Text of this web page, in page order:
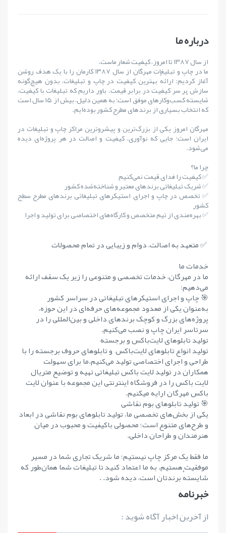
درباره ما
از سال ۱۳۸۷ تا امروز، کیفیت شعار ماست.
ما در چاپ و تبلیغات مهرگان از سال ۱۳۸۷ کارمان را با یک هدف روشن
آغاز کردیم: ارائهٔ بهترین کیفیت در چاپ و تبلیغات، بدون هیچ‌گونه
سازش بر سر کیفیت در برابر قیمت. باور داریم که تبلیغات با کیفیت،
شایستهٔ کسب‌وکارهای موفق است؛ به همین دلیل، بیش از ۱۵ سال است
که انتخاب بسیاری از برندهای مطرح کشور بوده‌ایم.
مهرگان امروز یکی از بزرگ‌ترین و پیشروترین مراکز چاپ و تبلیغات در
ایران است؛ جایی که نوآوری، کیفیت و اصالت در هر پروژه‌ای دیده
می‌شود.
چرا ما؟
✅ کیفیت را فدای قیمت نمی‌کنیم
✅ شریک تبلیغاتی برندهای معتبر و شناخته‌شده کشور
✅ تخصص در چاپ و اجرای استیکرهای تبلیغاتی برندهای مطرح سطح
کشور
✅ بهره‌مندی از تیم متخصص و کارگاه‌های اختصاصی برای تولید و اجرا
✅ متعهد به اصالت، دوام و زیبایی در تمام محصولات
خدمات ما
ما در مهرگان، خدمات تخصصی و متنوعی را زیر یک سقف ارائه
می‌دهیم:
🎯 چاپ و اجرای استیکرهای تبلیغاتی در سراسر کشور
به‌عنوان یکی از معدود مجموعه‌های حرفه‌ای در این حوزه،
پروژه‌های بزرگ و کوچک برندهای داخلی و بین‌المللی را در
سرتاسر ایران چاپ و نصب می‌کنیم.
تولید تابلوهای لایت‌باکس و برجسته
تولید انواع تابلوهای لایت‌باکس و تابلوهای حروف برجسته را با
طراحی و اجرای اختصاصی تولید می‌کنیم.ما برای سهولت
همکاران در تولید لایت باکس تبلیغاتی تهیه و توضیع متریال
لایت باکس را در فروشگاه اینترنتی این مجموعه با عنوان لایت
باکس مهرگان ارایه میکنیم.
🎯 تولید تابلوهای بوم نقاشی
یکی از بخش‌های تخصصی ما، تولید تابلوهای بوم نقاشی در ابعاد
و طرح‌های متنوع است؛ محصولی باکیفیت و محبوب در میان
هنرمندان و طراحان داخلی.
ما فقط یک مرکز چاپ نیستیم؛ ما شریک تجاری شما در مسیر
موفقیت هستیم. به ما اعتماد کنید تا تبلیغات شما همان‌طور که
شایستهٔ برندتان است، دیده شود. .
خبرنامه
از آخرین اخبار آگاه شوید :